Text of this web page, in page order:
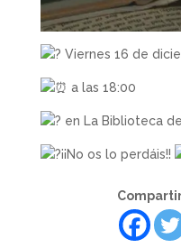
Viernes 16 de
a las 18:00
en La Biblioteca de
¡¡No os lo perdáis!!